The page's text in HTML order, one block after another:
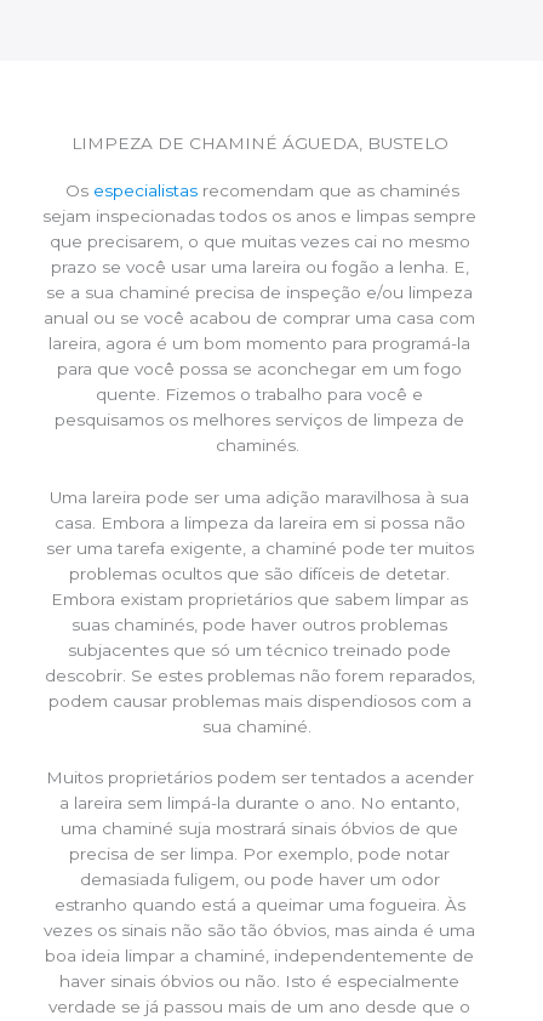
LIMPEZA DE CHAMINÉ ÁGUEDA, BUSTELO
Os especialistasrecomendam que as chaminés
sejam inspecionadas todos os anos e limpas sempre
que precisarem, o que muitas vezes cai no mesmo
prazo se você usar uma lareira ou fogão a lenha. E,
se a sua chaminé precisa de inspeção e/ou limpeza
anual ou se você acabou de comprar uma casa com
lareira, agora é um bom momento para programá-la
para que você possa se aconchegar em um fogo
quente. Fizemos o trabalho para você e
pesquisamos os melhores serviços de limpeza de
chaminés.
Uma lareira pode ser uma adição maravilhosa à sua
casa. Embora a limpeza da lareira em si possa não
ser uma tarefa exigente, a chaminé pode ter muitos
problemas ocultos que são difíceis de detetar.
Embora existam proprietários que sabem limpar as
suas chaminés, pode haver outros problemas
subjacentes que só um técnico treinado pode
descobrir. Se estes problemas não forem reparados,
podem causar problemas mais dispendiosos com a
sua chaminé.
Muitos proprietários podem ser tentados a acender
a lareira sem limpá-la durante o ano. No entanto,
uma chaminé suja mostrará sinais óbvios de que
precisa de ser limpa. Por exemplo, pode notar
demasiada fuligem, ou pode haver um odor
estranho quando está a queimar uma fogueira. Às
vezes os sinais não são tão óbvios, mas ainda é uma
boa ideia limpar a chaminé, independentemente de
haver sinais óbvios ou não. Isto é especialmente
verdade se já passou mais de um ano desde que o